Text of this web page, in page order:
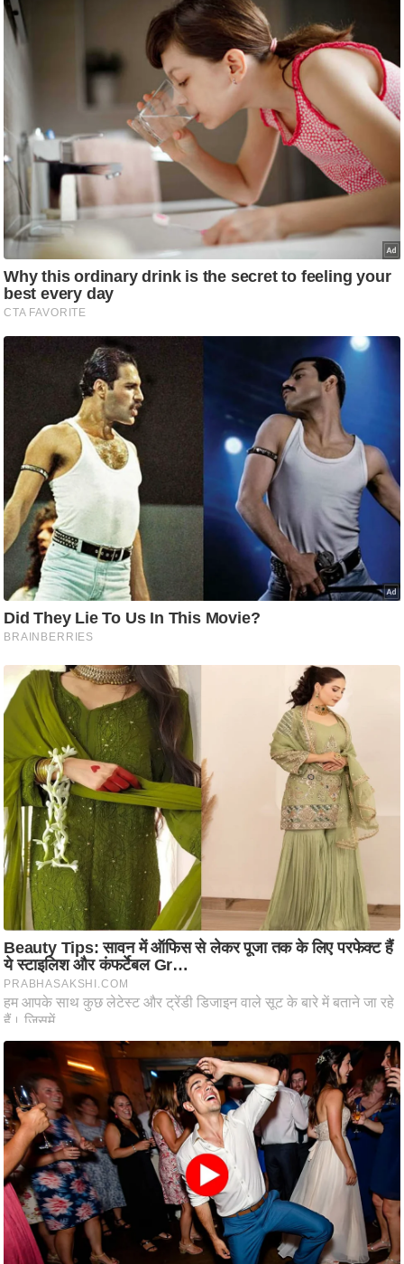
g
N
ला
इ
फ
स्टा
इ
ल
टे
क्नॉ
लॉ
फै
श
न
घ
रे
लू
नु
स्खे
प
र्य
ट
न
स्थ
ल
फि
ट
ने
स
मं
त्रा
रि
ले
श
न
शि
रा
ज
नी
ति
वि
श्ले
ष
ण